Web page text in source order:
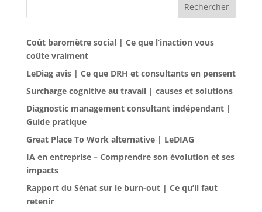
Rechercher
Coût baromètre social | Ce que l’inaction vous
coûte vraiment
LeDiag avis | Ce que DRH et consultants en pensent
Surcharge cognitive au travail | causes et solutions
Diagnostic management consultant indépendant |
Guide pratique
Great Place To Work alternative | LeDIAG
IA en entreprise – Comprendre son évolution et ses
impacts
Rapport du Sénat sur le burn-out | Ce qu’il faut
retenir